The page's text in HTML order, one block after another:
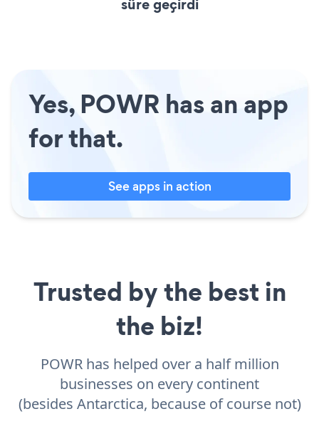
Yes, POWR has an app
for that.
See apps in action
Trusted by the best in
the biz!
POWR has helped over a half million
businesses on every continent
(besides Antarctica, because of course not)